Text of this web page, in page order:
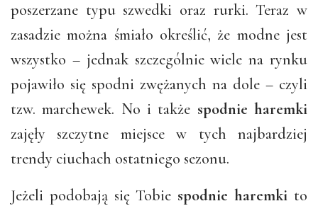
poszerzane typu szwedki oraz rurki. Teraz w
zasadzie można śmiało określić, że modne jest
wszystko – jednak szczególnie wiele na rynku
pojawiło się spodni zwężanych na dole – czyli
tzw. marchewek. No i także spodnie haremki
zajęły szczytne miejsce w tych najbardziej
trendy ciuchach ostatniego sezonu.
Jeżeli podobają się Tobie spodnie haremki to